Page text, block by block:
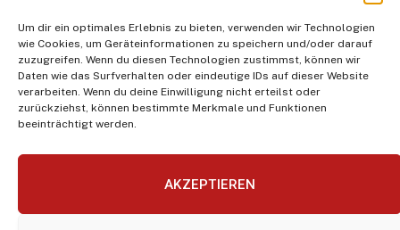
Um dir ein optimales Erlebnis zu bieten, verwenden wir Technologien
wie Cookies, um Geräteinformationen zu speichern und/oder darauf
zuzugreifen. Wenn du diesen Technologien zustimmst, können wir
Daten wie das Surfverhalten oder eindeutige IDs auf dieser Website
verarbeiten. Wenn du deine Einwilligung nicht erteilst oder
zurückziehst, können bestimmte Merkmale und Funktionen
beeinträchtigt werden.
AKZEPTIEREN
Götz George Bauchspeicheldrüsenkrebs
Was über seine Erkrankung bekannt ist
JULI 9, 2026
(Twitter)